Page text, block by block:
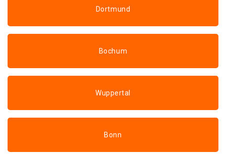
Dortmund
Bochum
Wuppertal
Bonn